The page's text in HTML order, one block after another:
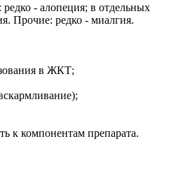
- алопеция; в отдельных
Прочие: редко - миалгия.
в ЖКТ;
к компонентам препарата.